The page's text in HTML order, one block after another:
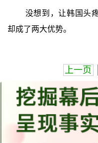
没想到，让韩国头
却成了两大优势。
上一页